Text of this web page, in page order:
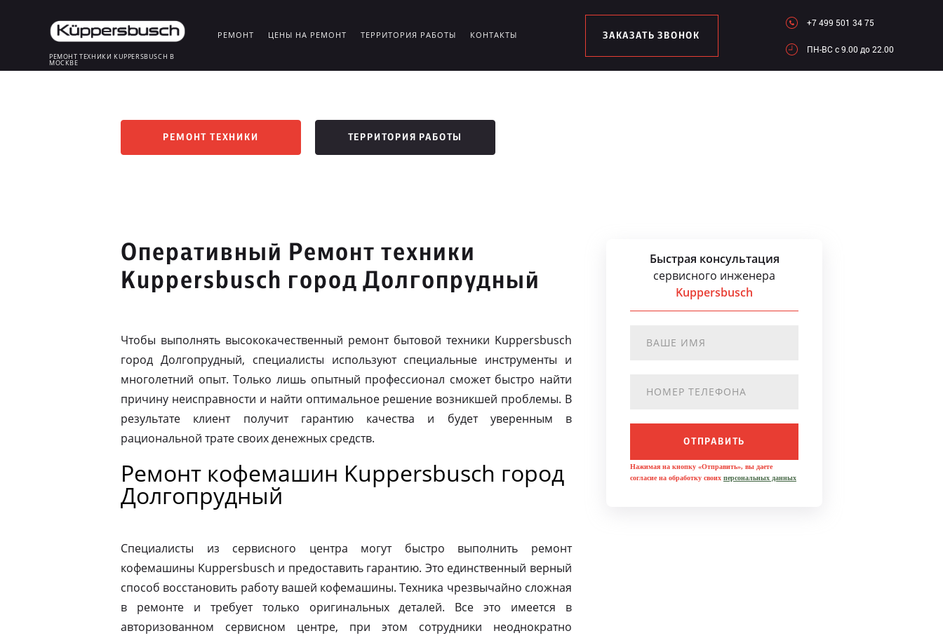
РЕМОНТ ТЕХНИКИ KUPPERSBUSCH В
МОСКВЕ
РЕМОНТ ЦЕНЫ НА РЕМОНТ ТЕРРИТОРИЯ РАБОТЫ КОНТАКТЫ ЗАКАЗАТЬ ЗВОНОК
+7 499 501 34 75
ПН-ВC c 9.00 до 22.00
РЕМОНТ ТЕХНИКИ ТЕРРИТОРИЯ РАБОТЫ
Оперативный Ремонт техники
Kuppersbusch город Долгопрудный
Чтобы выполнять высококачественный ремонт бытовой техники Kuppersbusch
город Долгопрудный, специалисты используют специальные инструменты и
многолетний опыт. Только лишь опытный профессионал сможет быстро найти
причину неисправности и найти оптимальное решение возникшей проблемы. В
результате клиент получит гарантию качества и будет уверенным в
рациональной трате своих денежных средств.
Ремонт кофемашин Kuppersbusch город
Долгопрудный
Специалисты из сервисного центра могут быстро выполнить ремонт
кофемашины Kuppersbusch и предоставить гарантию. Это единственный верный
способ восстановить работу вашей кофемашины. Техника чрезвычайно сложная
в ремонте и требует только оригинальных деталей. Все это имеется в
авторизованном сервисном центре, при этом сотрудники неоднократно
Быстрая консультация
сервисного инженера
Kuppersbusch
ОТПРАВИТЬ
Нажимая на кнопку «Отправить», вы даете
согласие на обработку своих персональных данных